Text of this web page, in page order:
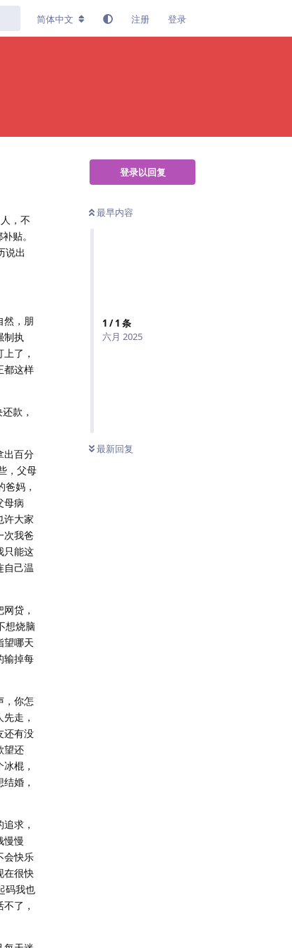
简体中文 注册 登录
登录以回复
最早内容
1 /1 条
六月 2025
最新回复
，不
贴。
说出
然，朋
制执
了，
都这样
款，
出百分
，父母
妈，
母病
许大家
次我爸
只能这
自己温
贷，
想烧脑
望哪天
输掉每
，你怎
走，
还有没
望还
棍，
婚，
求，
慢慢
会快乐
在很快
码我也
了，